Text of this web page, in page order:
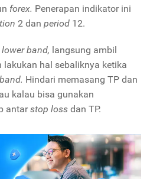
forex. Penerapan indikator ini
2 dan period 12.
lower band, langsung ambil
hal sebaliknya ketika
Hindari memasang TP dan
kalau bisa gunakan
antarstop loss dan TP.